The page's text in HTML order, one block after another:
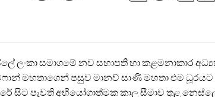
ලංකා සමාගමේ නව සභාපති හා කළමනාකාර
මහතාගෙන් පසුව මානව් සාණි මහතා එම
සිට පැවති අභියෝගාත්මක කාල සීමාව තුළ